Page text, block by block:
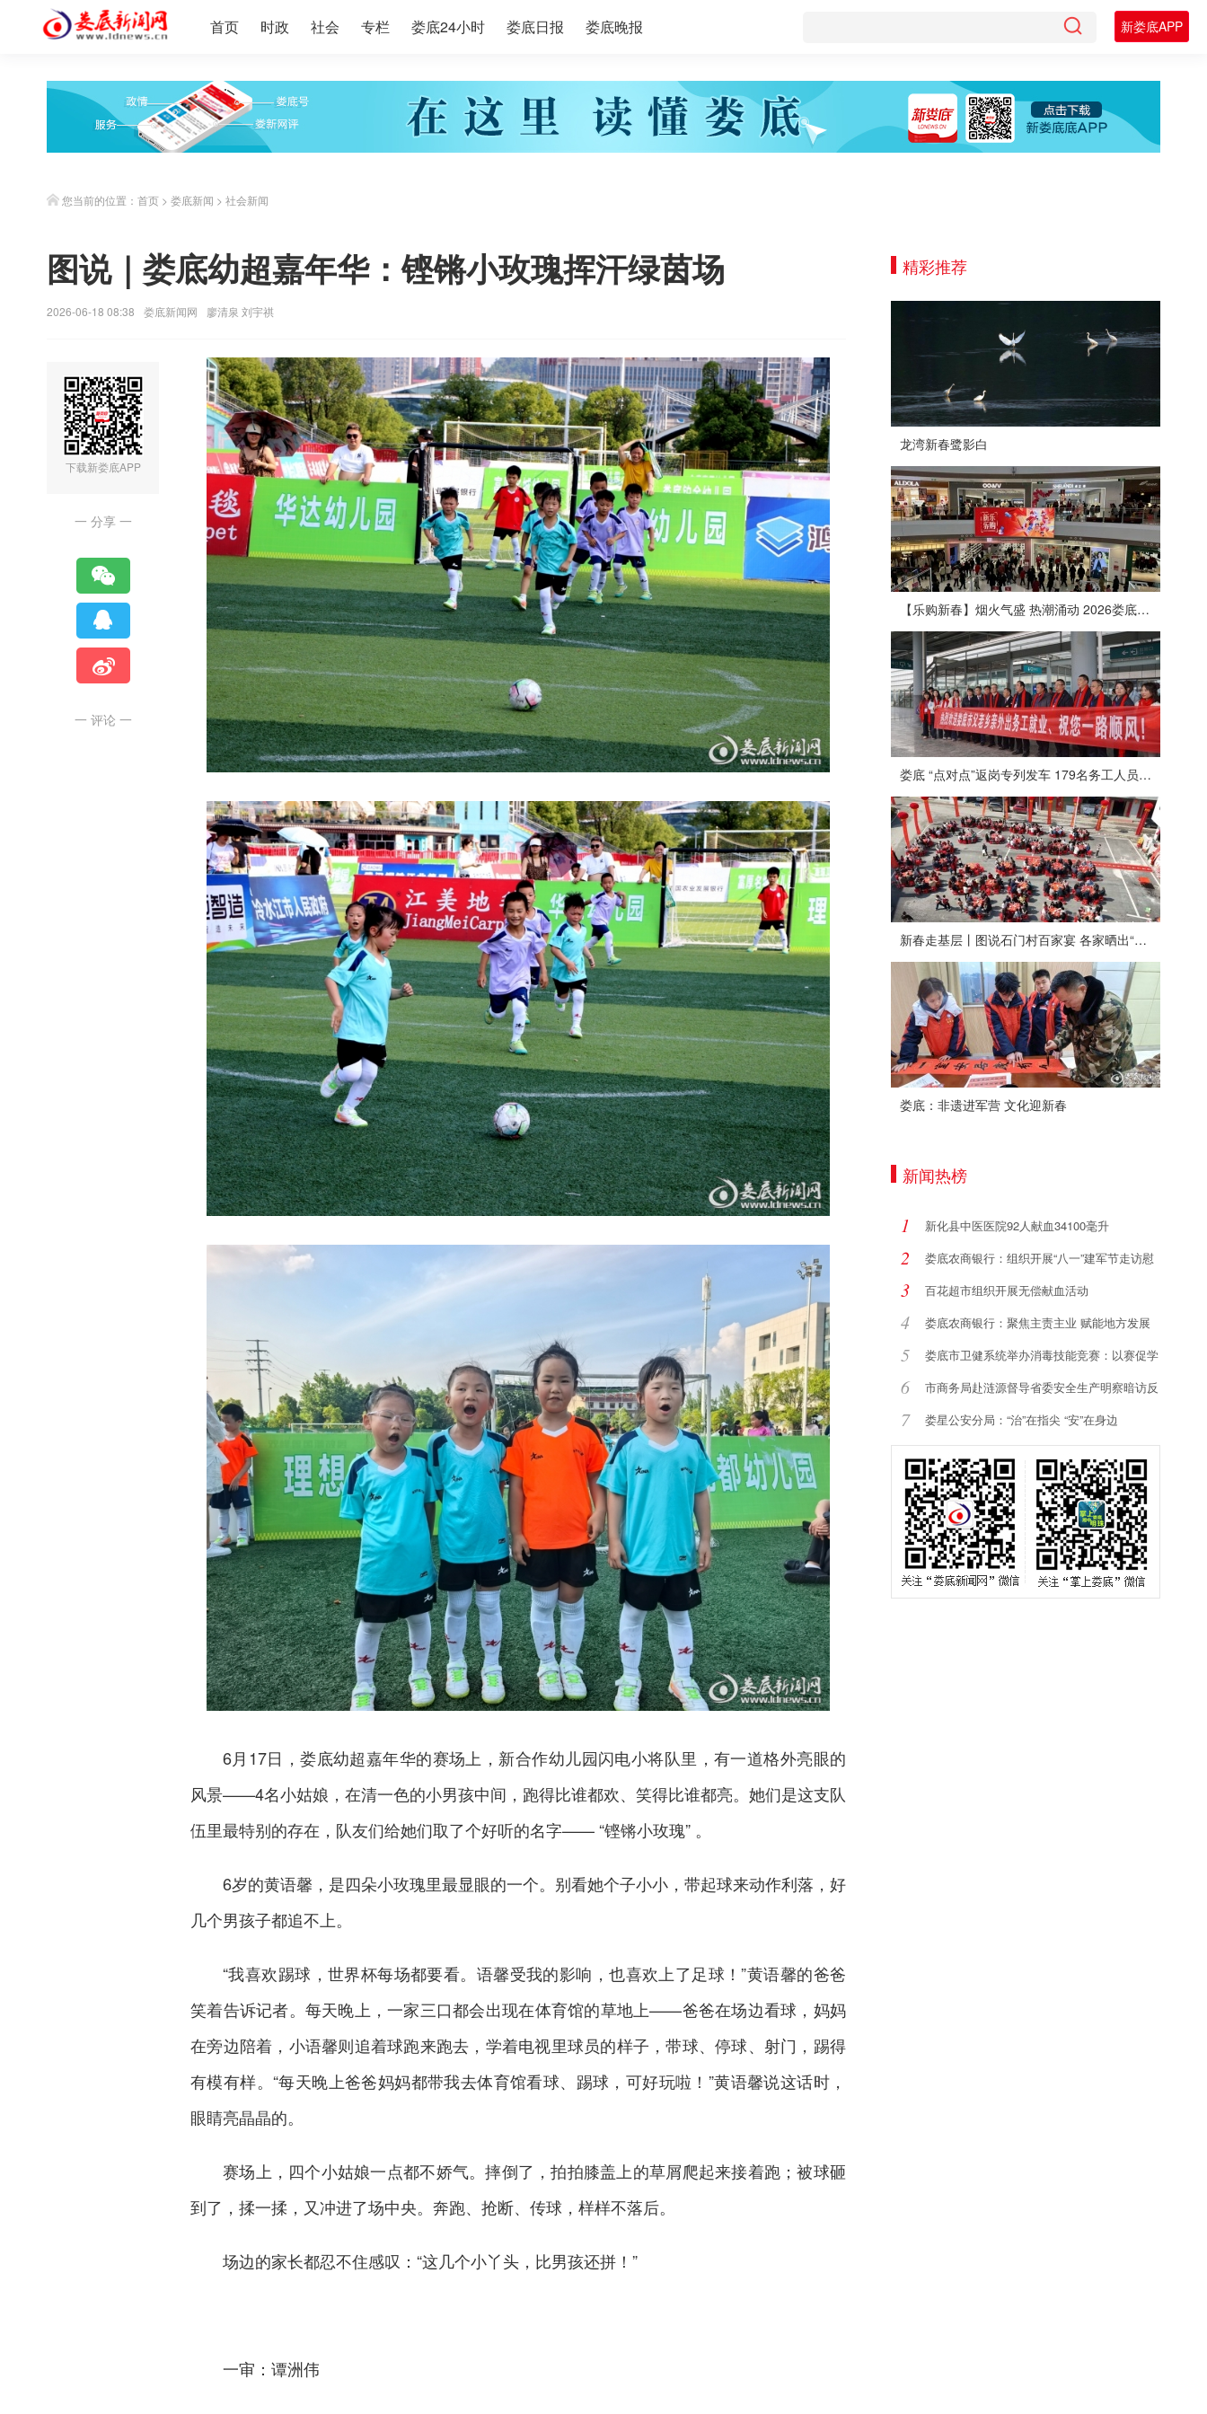
首页 时政 社会 专栏 娄底24小时 娄底日报 娄底晚报 新娄底APP
您当前的位置： 首页 > 娄底新闻 > 社会新闻
图说｜娄底幼超嘉年华：铿锵小玫瑰挥汗绿茵场
2026-06-18 08:38 娄底新闻网 廖清泉 刘宇祺
下载新娄底APP
一 分享 一
一 评论 一
6月17日，娄底幼超嘉年华的赛场上，新合作幼儿园闪电小将队里，有一道格外亮眼的
风景——4名小姑娘，在清一色的小男孩中间，跑得比谁都欢、笑得比谁都亮。她们是这支队
伍里最特别的存在，队友们给她们取了个好听的名字—— “铿锵小玫瑰” 。
6岁的黄语馨，是四朵小玫瑰里最显眼的一个。别看她个子小小，带起球来动作利落，好
几个男孩子都追不上。
“我喜欢踢球，世界杯每场都要看。语馨受我的影响，也喜欢上了足球！”黄语馨的爸爸
笑着告诉记者。每天晚上，一家三口都会出现在体育馆的草地上——爸爸在场边看球，妈妈
在旁边陪着，小语馨则追着球跑来跑去，学着电视里球员的样子，带球、停球、射门，踢得
有模有样。“每天晚上爸爸妈妈都带我去体育馆看球、踢球，可好玩啦！”黄语馨说这话时，
眼睛亮晶晶的。
赛场上，四个小姑娘一点都不娇气。摔倒了，拍拍膝盖上的草屑爬起来接着跑；被球砸
到了，揉一揉，又冲进了场中央。奔跑、抢断、传球，样样不落后。
场边的家长都忍不住感叹：“这几个小丫头，比男孩还拼！”
一审：谭洲伟
精彩推荐
龙湾新春鹭影白
【乐购新春】烟火气盛 热潮涌动 2026娄底春节消费市场喜迎“开门红”
娄底 “点对点”返岗专列发车 179名务工人员免费赴沪
新春走基层丨图说石门村百家宴 各家晒出“拿手菜”
娄底：非遗进军营 文化迎新春
新闻热榜
1 新化县中医医院92人献血34100毫升
2 娄底农商银行：组织开展“八一”建军节走访慰
3 百花超市组织开展无偿献血活动
4 娄底农商银行：聚焦主责主业 赋能地方发展
5
娄底市卫健系统举办消毒技能竞赛：以赛促学
6
市商务局赴涟源督导省委安全生产明察暗访反
馈7 娄星公安分局：“治”在指尖 “安”在身边